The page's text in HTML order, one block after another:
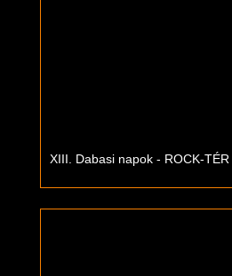
XIII. Dabasi napok - ROCK-TÉR